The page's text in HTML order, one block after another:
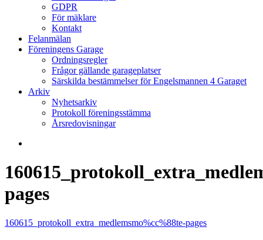
GDPR
För mäklare
Kontakt
Felanmälan
Föreningens Garage
Ordningsregler
Frågor gällande garageplatser
Särskilda bestämmelser för Engelsmannen 4 Garaget
Arkiv
Nyhetsarkiv
Protokoll föreningsstämma
Årsredovisningar
pages
160615_protokoll_extra_medlemsmo%cc%88te-pages